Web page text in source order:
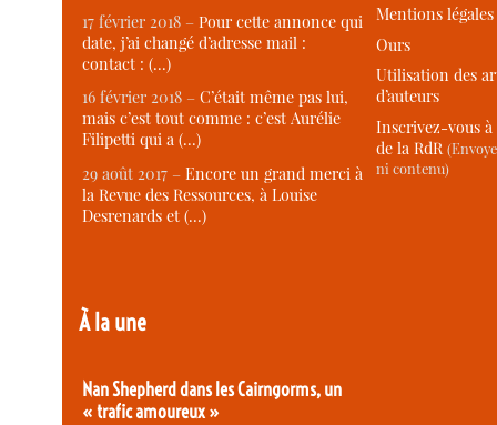
17 février 2018 –Pour cette annonce qui
date, j’ai changé d’adresse mail :
contact : (…)
16 février 2018 –C’était même pas lui,
mais c’est tout comme : c’est Aurélie
Filipetti qui a (…)
29 août 2017 –Encore un grand merci à
la Revue des Ressources, à Louise
Desrenards et (…)
À la une
Nan Shepherd dans les Cairngorms, un
« trafic amoureux »
Mentions légales
Ours
Utilisation des
d’auteurs
Inscrivez-vous
de la RdR
ni contenu)